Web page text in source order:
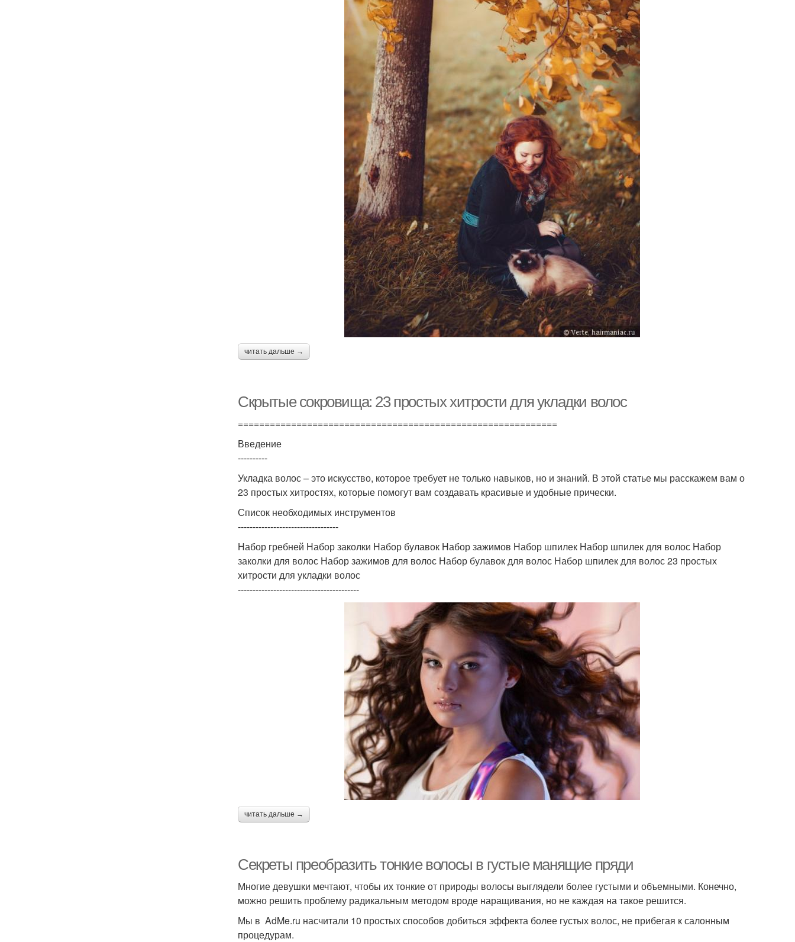
читать дальше →
Скрытые сокровища: 23 простых хитрости для укладки волос
============================================================
Введение
----------
Укладка волос – это искусство, которое требует не только навыков, но и знаний. В этой статье мы расскажем вам о
23 простых хитростях, которые помогут вам создавать красивые и удобные прически.
Список необходимых инструментов
----------------------------------
Набор гребней Набор заколки Набор булавок Набор зажимов Набор шпилек Набор шпилек для волос Набор
заколки для волос Набор зажимов для волос Набор булавок для волос Набор шпилек для волос 23 простых
хитрости для укладки волос
-----------------------------------------
читать дальше →
Секреты преобразить тонкие волосы в густые манящие пряди
Многие девушки мечтают, чтобы их тонкие от природы волосы выглядели более густыми и объемными. Конечно,
можно решить проблему радикальным методом вроде наращивания, но не каждая на такое решится.
Мы в AdMe.ru насчитали 10 простых способов добиться эффекта более густых волос, не прибегая к салонным
процедурам.